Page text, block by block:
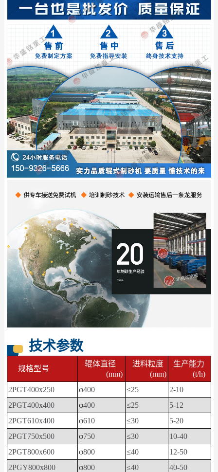
技术参数
规格型号
辊体直径
(mm)
进料粒度
(mm)
生产能力
(t/h)
2PGT400x250
φ400 ≤25
2-10
2PGT400x400 φ400 ≤25
5-12
2PGT610x400
φ610 ≤30
5-20
2PGT750x500
φ750 ≤30
10-40
2PGT800x600
φ800 ≤40
12-50
2PGY800x800
φ800 ≤40
40-50